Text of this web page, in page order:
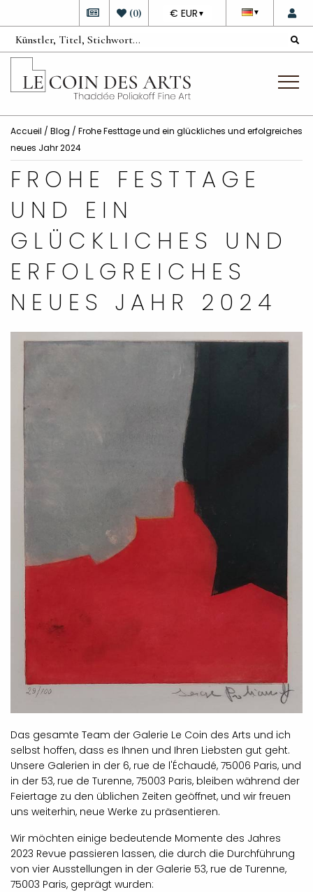
▼
DEVISE
€ EUR ▼
(0)
Accueil / Blog / Frohe Festtage und ein glückliches und erfolgreiches
neues Jahr 2024
FROHE FESTTAGE
UND EIN
GLÜCKLICHES UND
ERFOLGREICHES
NEUES JAHR 2024
Das gesamte Team der Galerie Le Coin des Arts und ich
selbst hoffen, dass es Ihnen und Ihren Liebsten gut geht.
Unsere Galerien in der 6, rue de l'Échaudé, 75006 Paris, und
in der 53, rue de Turenne, 75003 Paris, bleiben während der
Feiertage zu den üblichen Zeiten geöffnet, und wir freuen
uns weiterhin, neue Werke zu präsentieren.
Wir möchten einige bedeutende Momente des Jahres
2023 Revue passieren lassen, die durch die Durchführung
von vier Ausstellungen in der Galerie 53, rue de Turenne,
75003 Paris, geprägt wurden: